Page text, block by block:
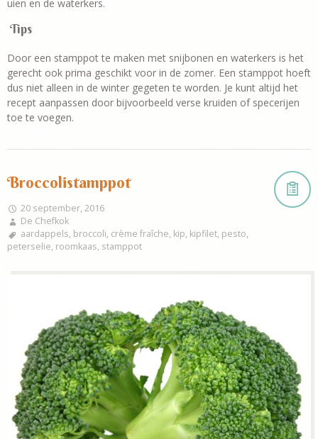
uien en de waterkers.
Tips
Door een stamppot te maken met snijbonen en waterkers is het
gerecht ook prima geschikt voor in de zomer. Een stamppot hoeft
dus niet alleen in de winter gegeten te worden. Je kunt altijd het
recept aanpassen door bijvoorbeeld verse kruiden of specerijen
toe te voegen.
Broccolistamppot
20 september, 2016
De Chefkok
aardappels, broccoli, crème fraîche, kip, kipfilet, pesto,
peterselie, roomkaas, stamppot